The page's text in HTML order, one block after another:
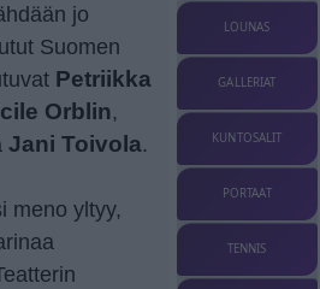
jo
Suomen
Petriikka
Orblin,
Jani Toivola.
meno yltyy,
LOUNAS
GALLERIAT
KUNTOSALIT
PORTAAT
TENNIS